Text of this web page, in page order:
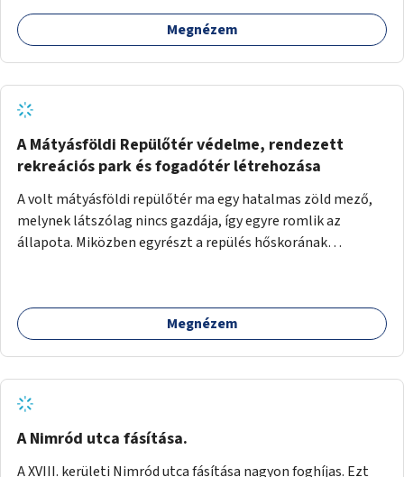
Ehhez zárható tároló helyet, öltözőt, WC-t kell biztosítani.
Megnézem
A Mátyásföldi Repülőtér védelme, rendezett
rekreációs park és fogadótér létrehozása
A volt mátyásföldi repülőtér ma egy hatalmas zöld mező,
melynek látszólag nincs gazdája, így egyre romlik az
állapota. Miközben egyrészt a repülés hőskorának
kikapcsolódási helyszín: kocogók, kutyasétáltatók,
modellrepülők, sárkányeregetők, lovasok használják. A
kialakítható pihenőhely padokkal, kerékpártármaszokkal,
szemetesekkel, esőbeállóval, ami alkalmas kisebb
csoportok fogadására. A másik két bejárathoz is
Megnézem
A Nimród utca fásítása.
A XVIII. kerületi Nimród utca fásítása nagyon foghíjas. Ezt